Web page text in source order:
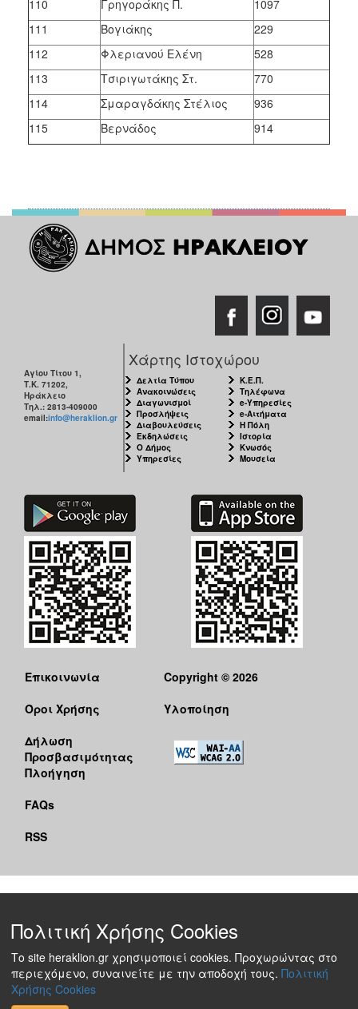
110
Γρηγοράκης Π.
1097
111
Βογιάκης
229
112
Φλεριανού Ελένη
528
113
Τσιριγωτάκης Στ.
770
114
Σμαραγδάκης Στέλιος
936
115
Βερνάδος 914
Αγίου Τίτου 1,
Τ.Κ. 71202,
Ηράκλειο
Τηλ.: 2813-409000
email:info@heraklion.gr
Χάρτης Ιστοχώρου
Δελτία Τύπου
Ανακοινώσεις
Διαγωνισμοί
Προσλήψεις
Διαβουλεύσεις
Εκδηλώσεις
Ο Δήμος
Υπηρεσίες
Κ.Ε.Π.
Τηλέφωνα
e-Υπηρεσίες
e-Αιτήματα
Η Πόλη
Ιστορία
Κνωσός
Μουσεία
Επικοινωνία
Όροι Χρήσης
Δήλωση
Προσβασιμότητας
Πλοήγηση
FAQs
RSS
Copyright © 2026
Υλοποίηση
Πολιτική Χρήσης Cookies
Το site heraklion.gr χρησιμοποιεί cookies. Προχωρώντας στο
περιεχόμενο, συναινείτε με την αποδοχή τους. Πολιτική
Χρήσης Cookies